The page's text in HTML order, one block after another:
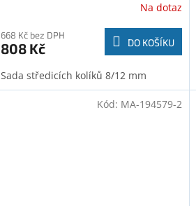
Na dotaz
668 Kč bez DPH
808 Kč DO KOŠÍKU
Sada středicích kolíků 8/12 mm
Kód: MA-194579-2